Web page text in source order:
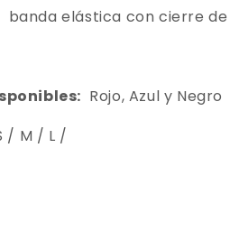
banda elástica con cierre
Rojo, Azul y Negro
/ M / L /